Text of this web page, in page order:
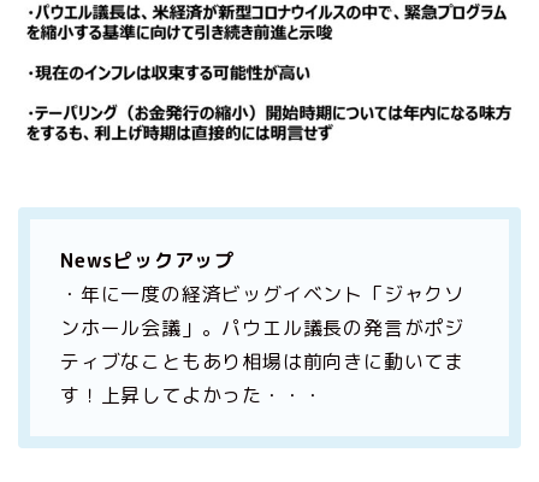
Newsピックアップ
・年に一度の経済ビッグイベント「ジャクソ
ンホール会議」。パウエル議長の発言がポジ
ティブなこともあり相場は前向きに動いてま
す！上昇してよかった・・・